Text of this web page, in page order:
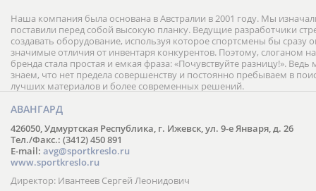
Наша компания была основана в Австралии в 2001 году. Мы
поставили перед собой высокую планку. Ведущие разработчики
создавать оборудование, используя которое спортсмены бы сразу
значимые отличия от инвентаря конкурентов. Поэтому, слоганом
бренда стала простая и емкая фраза: «Почувствуйте разницу!».
знаем, что нет предела совершенству и постоянно пребываем в
лучших материалов и более современных решений.
АВАНГАРД
426050, Удмуртская Республика, г. Ижевск, ул. 9-е Января, д. 26
Тел./Факс.: (3412) 450 891
E-mail: avg@sportkreslo.ru
www.sportkreslo.ru
Директор: Ивантеев Сергей Леонидович